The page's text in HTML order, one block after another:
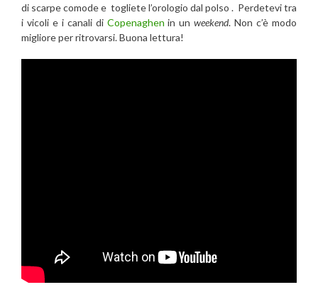
di scarpe comode e togliete l’orologio dal polso . Perdetevi tra
i vicoli e i canali di Copenaghen in unweekend. Non c’è modo
migliore per ritrovarsi. Buona lettura!